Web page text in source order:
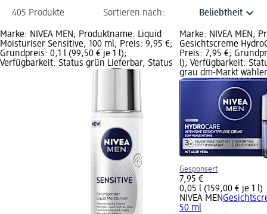
405 Produkte Sortieren nach:
Marke: NIVEA MEN; Produktname: Liquid
Moisturiser Sensitive, 100 ml; Preis: 9,95 €;
Grundpreis: 0,1 l (99,50 € je 1 l);
Verfügbarkeit: Status grün Lieferbar, Status
Marke: NIVEA MEN;
Gesichtscreme
Preis: 7,95 €;
l); Verfügbarkeit:
grau dm-Markt
Gesponsert
7,95 €
0,05 l (159,00 € je 1 l)
NIVEA MEN
50 ml